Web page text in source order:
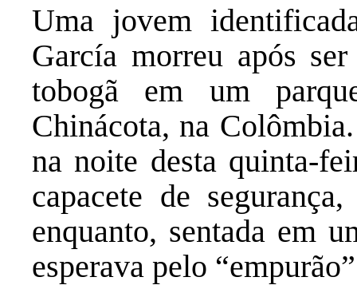
Uma jovem
García morreu após
tobogã em um
Chinácota, na
na noite desta quinta-
capacete de
enquanto, sentada em
esperava pelo